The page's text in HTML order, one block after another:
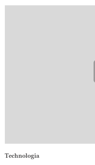
Technologia